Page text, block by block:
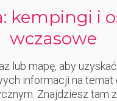
kempingi i
wczasowe
lub mapę, aby
informacji na temat
Znajdziesz tam